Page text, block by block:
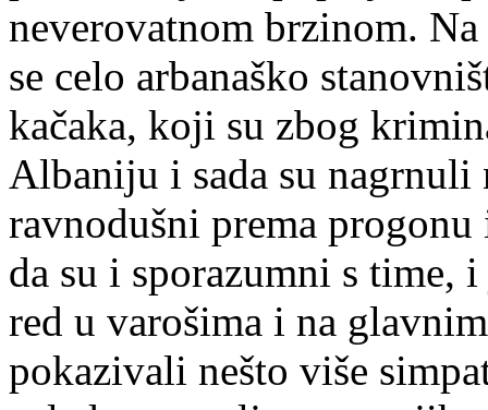
neverovatnom brzinom.
se celo arbanaško
kačaka, koji su zbog
Albaniju i sada su
ravnodušni prema
da su i sporazumni s time,
red u varošima i na
pokazivali nešto više